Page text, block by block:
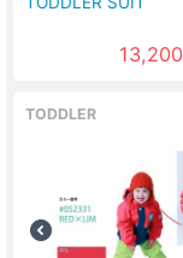
13,200
TODDLER